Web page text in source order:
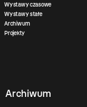
Wystawy czasowe
Wystawy stałe
Archiwum
Projekty
Archiwum